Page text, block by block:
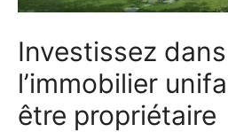
Investissez
l’immobilier
être propriétaire